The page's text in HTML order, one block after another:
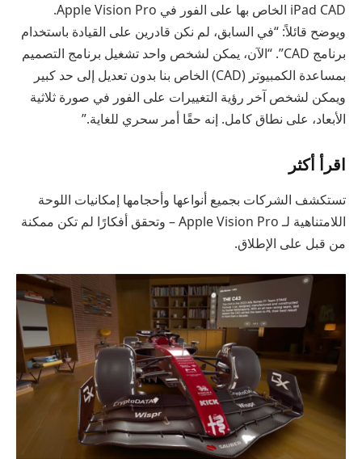
iPad CAD الخاص بها على الفور في Apple Vision Pro.
ويوضح قائلاً: “في السابق، لم نكن قادرين على القيادة باستخدام
برنامج CAD”. “الآن، يمكن لشخص واحد تشغيل برنامج التصميم
بمساعدة الكمبيوتر (CAD) الخاص بنا بدون تعديل إلى حد كبير
ويمكن لشخص آخر رؤية التغييرات على الفور في صورة ثلاثية
الأبعاد، على نطاق كامل. إنه حقًا أمر سحري للغاية.”
اقرأ أكثر
تستكشف الشركات بجميع أنواعها وأحجامها إمكانيات اللوحة
اللامتناهية لـ Apple Vision Pro – وتحقق أفكارًا لم تكن ممكنة
من قبل على الإطلاق.